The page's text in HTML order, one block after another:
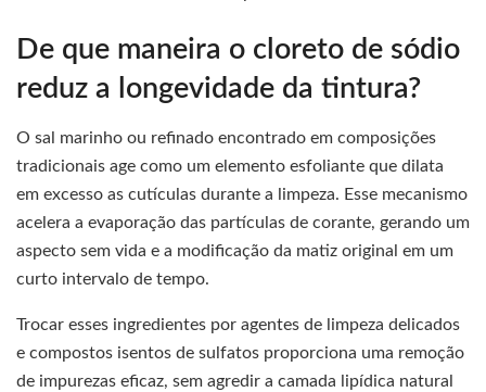
De que maneira o cloreto de sódio
reduz a longevidade da tintura?
O sal marinho ou refinado encontrado em composições
tradicionais age como um elemento esfoliante que dilata
em excesso as cutículas durante a limpeza. Esse mecanismo
acelera a evaporação das partículas de corante, gerando um
aspecto sem vida e a modificação da matiz original em um
curto intervalo de tempo.
Trocar esses ingredientes por agentes de limpeza delicados
e compostos isentos de sulfatos proporciona uma remoção
de impurezas eficaz, sem agredir a camada lipídica natural